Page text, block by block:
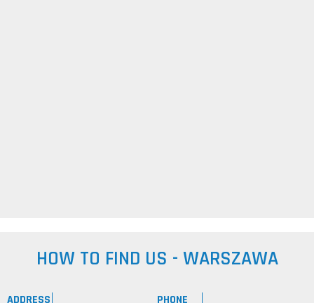
HOW TO FIND US - WARSZAWA
ADDRESS
PHONE